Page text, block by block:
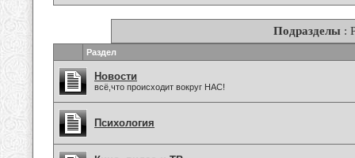
Подразделы :
Раздел
Новости
всё,что происходит вокруг НАС!
Психология